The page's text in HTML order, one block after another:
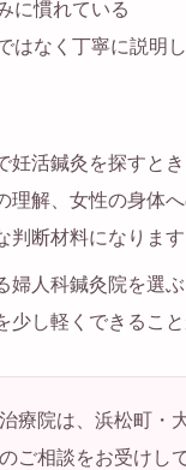
に慣れている
はなく丁寧に説明
妊活鍼灸を探すと
理解、女性の身体
判断材料になります
婦人科鍼灸院を選
少し軽くできること
療院は、浜松町・
ご相談をお受けし